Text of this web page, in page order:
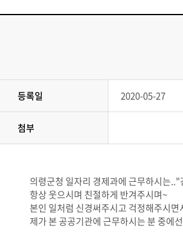
등록일 2020-05-27
첨부
의령군청 일자리 경제과에 근무하시는
항상 웃으시며 친절하게 반겨주시며~
본인 일처럼 신경써주시고 걱정해주시
제가 본 공공기관에 근무하시는 분 중